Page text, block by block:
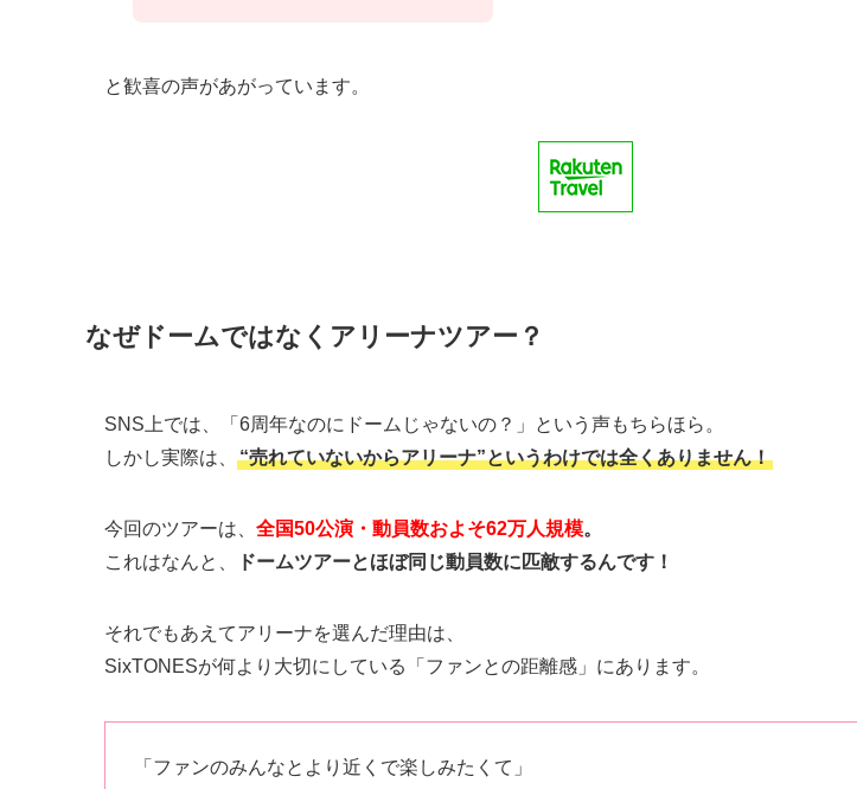
と歓喜の声があがっています。
なぜドームではなくアリーナツアー？
SNS上では、「6周年なのにドームじゃないの？」という声もちらほら。
しかし実際は、
“売れていないからアリーナ”というわけでは全くありません！
今回のツアーは、 全国50公演・動員数およそ62万人規模。
これはなんと、
ドームツアーとほぼ同じ動員数に匹敵するんです！
それでもあえてアリーナを選んだ理由は、
SixTONESが何より大切にしている「ファンとの距離感」にあります。
「ファンのみんなとより近くで楽しみたくて」